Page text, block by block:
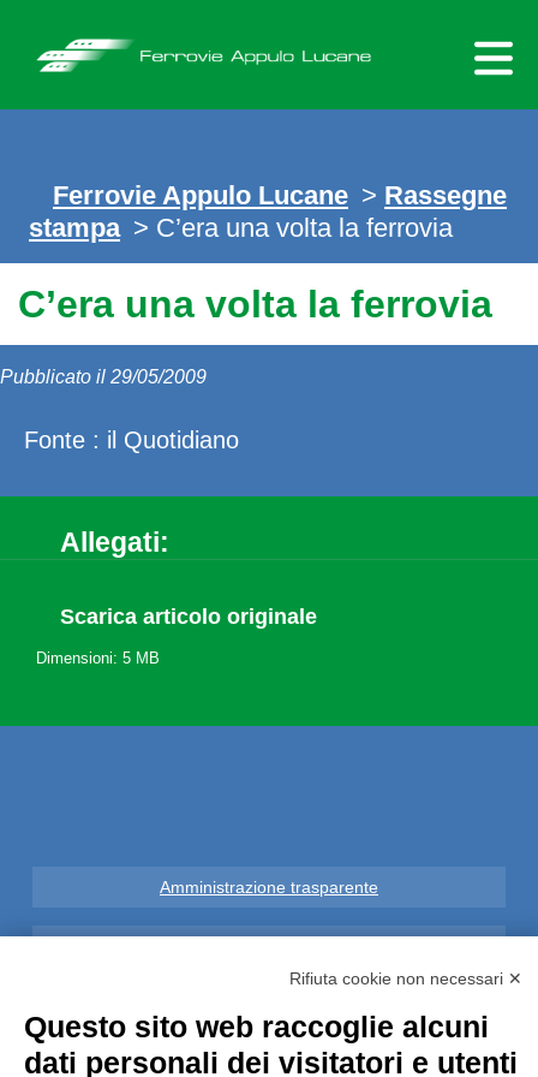
content
Ferrovie Appulo Lucane > Rassegne
stampa > C’era una volta la ferrovia
C’era una volta la ferrovia
Pubblicato il 29/05/2009
Fonte : il Quotidiano
Allegati:
Scarica articolo originale
Dimensioni: 5 MB
Amministrazione trasparente
Informative GDPR (679/2016)
Rifiuta cookie non necessari ✕
Questo sito web raccoglie alcuni
dati personali dei visitatori e utenti